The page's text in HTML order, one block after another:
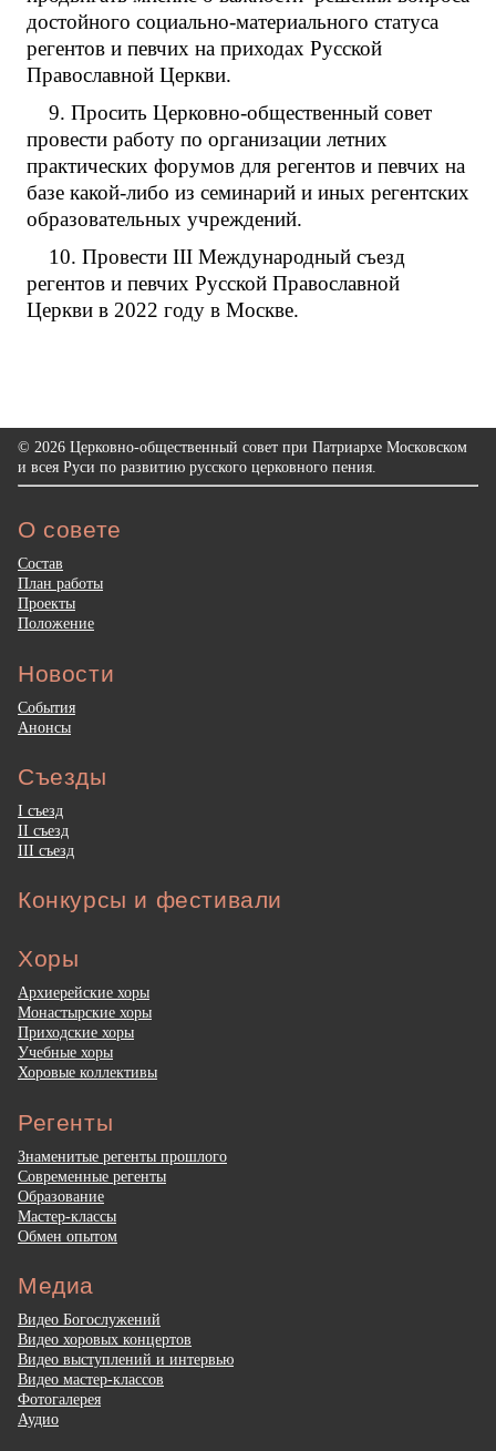
достойного социально-материального статуса
регентов и певчих на приходах Русской
Православной Церкви.
9. Просить Церковно-общественный совет
провести работу по организации летних
практических форумов для регентов и певчих на
базе какой-либо из семинарий и иных регентских
образовательных учреждений.
10. Провести III Международный съезд
регентов и певчих Русской Православной
Церкви в 2022 году в Москве.
© 2026 Церковно-общественный совет при Патриархе Московском
и всея Руси по развитию русского церковного пения.
О совете
Состав
План работы
Проекты
Положение
Новости
События
Анонсы
Съезды
I съезд
II съезд
III съезд
Конкурсы и фестивали
Хоры
Архиерейские хоры
Монастырские хоры
Приходские хоры
Учебные хоры
Хоровые коллективы
Регенты
Знаменитые регенты прошлого
Современные регенты
Образование
Мастер-классы
Обмен опытом
Медиа
Видео Богослужений
Видео хоровых концертов
Видео выступлений и интервью
Видео мастер-классов
Фотогалерея
Аудио